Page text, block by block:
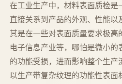
在工业生产中，材料表面质检是
直接关系到产品的外观、性能以
其是在一些对表面质量要求极高
电子信息产业等，哪怕是微小的
的功能受损，进而影响整个生产
以生产带复杂纹理的功能性表面